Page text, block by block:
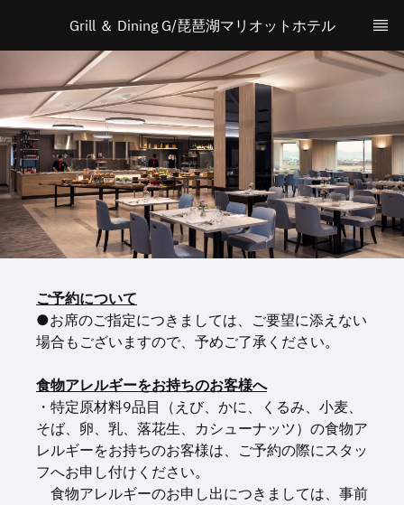
Grill ＆ Dining G/琵琶湖マリオットホテル
ご予約について
●お席のご指定につきましては、ご要望に添えない
場合もございますので、予めご了承ください。
食物アレルギーをお持ちのお客様へ
・特定原材料9品目（えび、かに、くるみ、小麦、
そば、卵、乳、落花生、カシューナッツ）の食物ア
レルギーをお持ちのお客様は、ご予約の際にスタッ
フへお申し付けください。
食物アレルギーのお申し出につきましては、事前